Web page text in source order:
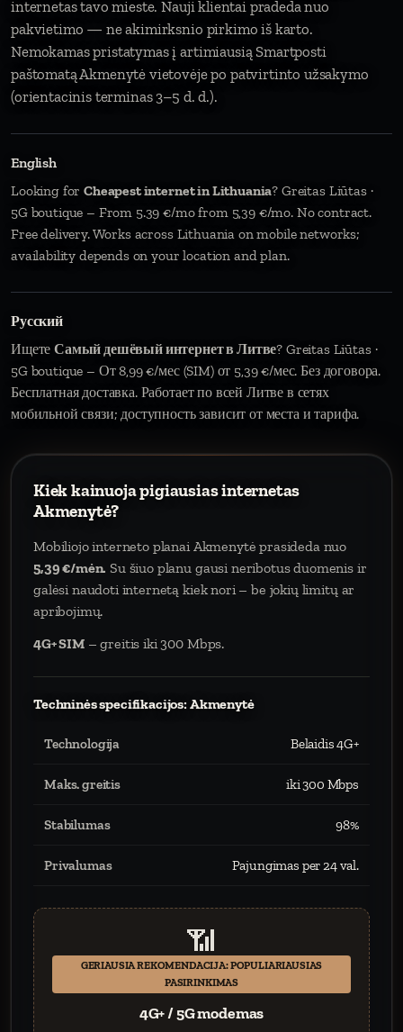
internetas tavo mieste. Nauji klientai pradeda nuo
pakvietimo — ne akimirksnio pirkimo iš karto.
Nemokamas pristatymas į artimiausią Smartposti
paštomatą Akmenytė vietovėje po patvirtinto užsakymo
(orientacinis terminas 3–5 d. d.).
English
Looking forCheapest internet in Lithuania? Greitas Liūtas ·
5G boutique – From 5.39 €/mo from 5,39 €/mo. No contract.
Free delivery. Works across Lithuania on mobile networks;
availability depends on your location and plan.
Русский
ИщетеСамый дешёвый интернет в Литве? Greitas Liūtas ·
5G boutique – От 8,99 €/мес (SIM) от 5,39 €/мес. Без договора.
Бесплатная доставка. Работает по всей Литве в сетях
мобильной связи; доступность зависит от места и тарифа.
Kiek kainuoja pigiausias internetas
Akmenytė?
Mobiliojo interneto planai Akmenytė prasideda nuo
5,39 €/mėn. Su šiuo planu gausi neribotus duomenis ir
galėsi naudoti internetą kiek nori – be jokių limitų ar
apribojimų.
4G+ SIM– greitis iki 300 Mbps.
Techninės specifikacijos: Akmenytė
Technologija Belaidis 4G+
Maks. greitis iki 300 Mbps
Stabilumas 98%
Privalumas Pajungimas per 24 val.
📶
GERIAUSIA REKOMENDACIJA: POPULIARIAUSIAS
PASIRINKIMAS
4G+ / 5G modemas